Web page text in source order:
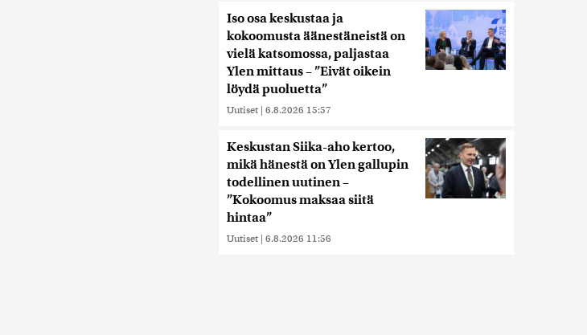
Iso osa keskustaa ja
kokoomusta äänestäneistä on
vielä katsomossa, paljastaa
Ylen mittaus – ”Eivät oikein
löydä puoluetta”
Uutiset | 6.8.2026 15:57
Keskustan Siika-aho kertoo,
mikä hänestä on Ylen gallupin
todellinen uutinen –
”Kokoomus maksaa siitä
hintaa”
Uutiset | 6.8.2026 11:56